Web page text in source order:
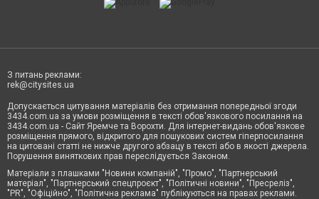
З питань реклами:
rek@citysites.ua
Допускається цитування матеріалів без отримання попередньої згоди
3434.com.ua за умови розміщення в тексті обов'язкового посилання на
3434.com.ua - Сайт Яремче та Ворохти. Для інтернет-видань обов'язкове
розміщення прямого, відкритого для пошукових систем гіперпосилання
на цитовані статті не нижче другого абзацу в тексті або в якості джерела.
Порушення виняткових прав переслідується Законом.
Матеріали з плашками "Новини компаній", "Промо", "Партнерський
матеріал", "Партнерський спецпроєкт", "Політичні новини", "Пресреліз",
"PR", "Офіційно", "Політична реклама" публікуються на правах реклами.